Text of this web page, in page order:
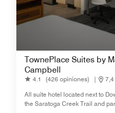
TownePlace Suites by
Campbell
4.1 (426 opiniones) |
All suite hotel located next to
the Saratoga Creek Trail and